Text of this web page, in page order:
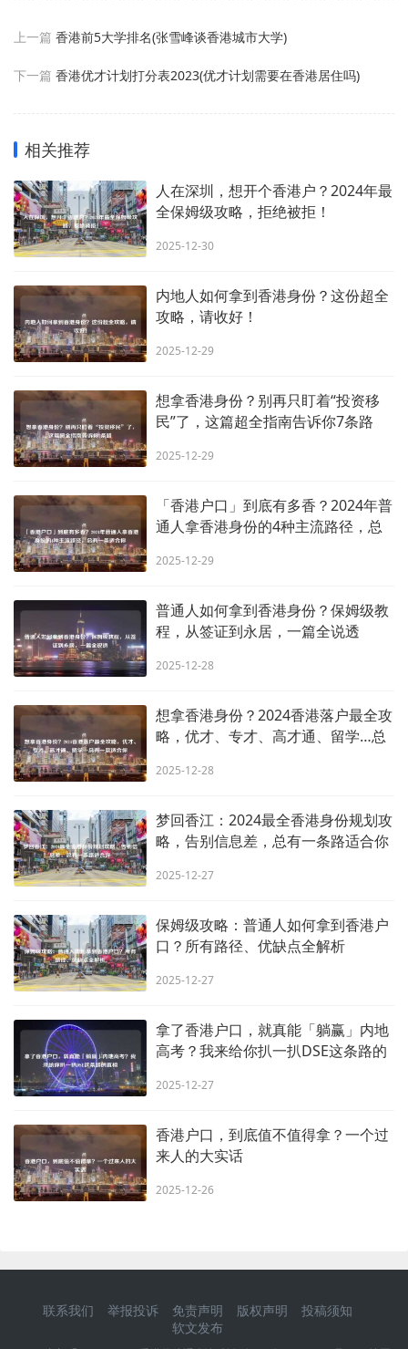
上一篇 香港前5大学排名(张雪峰谈香港城市大学)
下一篇 香港优才计划打分表2023(优才计划需要在香港居住吗)
相关推荐
人在深圳，想开个香港户？2024年最
全保姆级攻略，拒绝被拒！
2025-12-30
内地人如何拿到香港身份？这份超全
攻略，请收好！
2025-12-29
想拿香港身份？别再只盯着“投资移
民”了，这篇超全指南告诉你7条路
2025-12-29
「香港户口」到底有多香？2024年普
通人拿香港身份的4种主流路径，总
2025-12-29
普通人如何拿到香港身份？保姆级教
程，从签证到永居，一篇全说透
2025-12-28
想拿香港身份？2024香港落户最全攻
略，优才、专才、高才通、留学…总
2025-12-28
梦回香江：2024最全香港身份规划攻
略，告别信息差，总有一条路适合你
2025-12-27
保姆级攻略：普通人如何拿到香港户
口？所有路径、优缺点全解析
2025-12-27
拿了香港户口，就真能「躺赢」内地
高考？我来给你扒一扒DSE这条路的
2025-12-27
香港户口，到底值不值得拿？一个过
来人的大实话
2025-12-26
联系我们 举报投诉 免责声明 版权声明
投稿须知
软文发布